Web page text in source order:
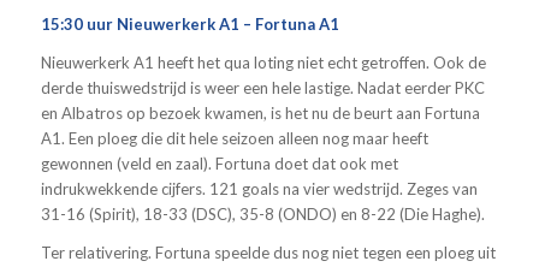
15:30 uur Nieuwerkerk A1 – Fortuna A1
Nieuwerkerk A1 heeft het qua loting niet echt getroffen. Ook de
derde thuiswedstrijd is weer een hele lastige. Nadat eerder PKC
en Albatros op bezoek kwamen, is het nu de beurt aan Fortuna
A1. Een ploeg die dit hele seizoen alleen nog maar heeft
gewonnen (veld en zaal). Fortuna doet dat ook met
indrukwekkende cijfers. 121 goals na vier wedstrijd. Zeges van
31-16 (Spirit), 18-33 (DSC), 35-8 (ONDO) en 8-22 (Die Haghe).
Ter relativering. Fortuna speelde dus nog niet tegen een ploeg uit